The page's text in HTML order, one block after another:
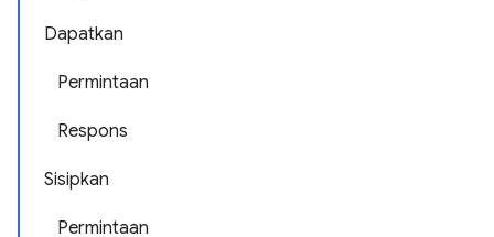
Dapatkan
Permintaan
Respons
Sisipkan
Permintaan